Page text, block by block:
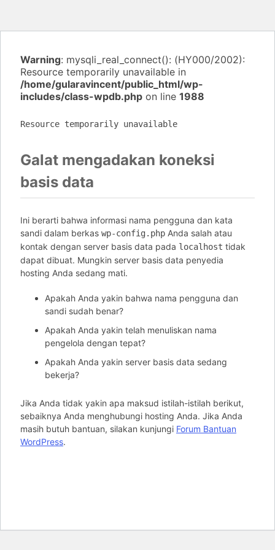
Warning: mysqli_real_connect(): (HY000/2002):
Resource temporarily unavailable in
/home/gularavincent/public_html/wp-
includes/class-wpdb.php on line 1988
Resource temporarily unavailable
Galat mengadakan koneksi
basis data
Ini berarti bahwa informasi nama pengguna dan kata
sandi dalam berkas wp-config.php Anda salah atau
kontak dengan server basis data pada localhost tidak
dapat dibuat. Mungkin server basis data penyedia
hosting Anda sedang mati.
Apakah Anda yakin bahwa nama pengguna dan
sandi sudah benar?
Apakah Anda yakin telah menuliskan nama
pengelola dengan tepat?
Apakah Anda yakin server basis data sedang
bekerja?
Jika Anda tidak yakin apa maksud istilah-istilah berikut,
sebaiknya Anda menghubungi hosting Anda. Jika Anda
masih butuh bantuan, silakan kunjungi Forum Bantuan
WordPress.